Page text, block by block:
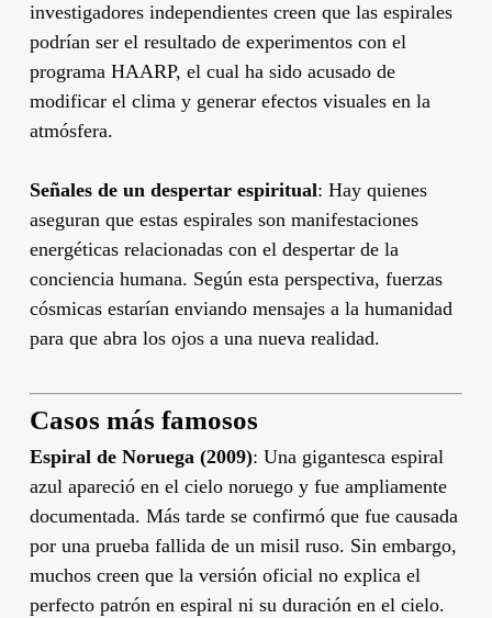
investigadores independientes creen que las espirales
podrían ser el resultado de experimentos con el
programa HAARP, el cual ha sido acusado de
modificar el clima y generar efectos visuales en la
atmósfera.
Señales de un despertar espiritual: Hay quienes
aseguran que estas espirales son manifestaciones
energéticas relacionadas con el despertar de la
conciencia humana. Según esta perspectiva, fuerzas
cósmicas estarían enviando mensajes a la humanidad
para que abra los ojos a una nueva realidad.
Casos más famosos
Espiral de Noruega (2009): Una gigantesca espiral
azul apareció en el cielo noruego y fue ampliamente
documentada. Más tarde se confirmó que fue causada
por una prueba fallida de un misil ruso. Sin embargo,
muchos creen que la versión oficial no explica el
perfecto patrón en espiral ni su duración en el cielo.